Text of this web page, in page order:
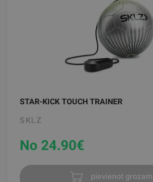
STAR-KICK TOUCH TRAINER
SKLZ
No 24.90€
pievienot grozam